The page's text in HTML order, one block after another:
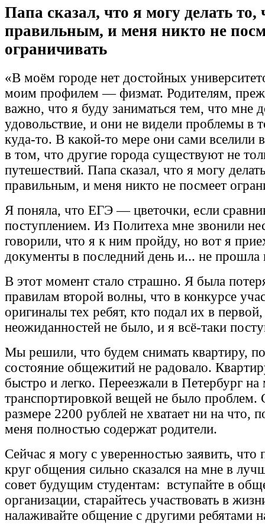
Папа сказал, что я могу делать то,
правильным, и меня никто не
ограничивать
«В моём городе нет достойных
моим профилем — физмат. Родителям,
важно, что я буду заниматься тем, что мне
удовольствие, и они не видели проблемы в
куда-то. В какой-то мере они сами вселили
в том, что другие города существуют не
путешествий. Папа сказал, что я могу
правильным, и меня никто не посмеет
Я поняла, что ЕГЭ — цветочки, если
поступлением. Из Политеха мне звонили
говорили, что я к ним пройду, но вот я
документы в последний день и... не
В этот момент стало страшно. Я была
правилам второй волны, что в конкурсе
оригиналы тех ребят, кто подал их в
неожиданностей не было, и я всё-таки
Мы решили, что будем снимать квартиру,
состояние общежитий не радовало.
быстро и легко. Переезжали в Петербург
транспортировкой вещей не было проблем.
размере 2200 рублей не хватает ни на что,
меня полностью содержат родители.
Сейчас я могу с уверенностью заявить, что
круг общения сильно сказался на мне в
совет будущим студентам: вступайте в
организации, старайтесь участвовать в
налаживайте общение с другими ребятами